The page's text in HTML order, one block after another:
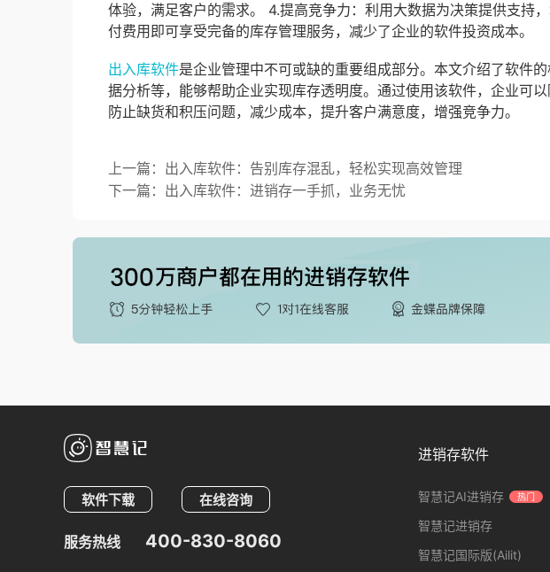
体验，满足客户的需求。 4.提高竞争力：利用大数据为决策提供支持
付费用即可享受完备的库存管理服务，减少了企业的软件投资成本。
出入库软件是企业管理中不可或缺的重要组成部分。本文介绍了软件
据分析等，能够帮助企业实现库存透明度。通过使用该软件，企业可
防止缺货和积压问题，减少成本，提升客户满意度，增强竞争力。
上一篇：出入库软件：告别库存混乱，轻松实现高效管理
下一篇：出入库软件：进销存一手抓，业务无忧
软件下载 在线咨询
服务热线 400-830-8060
进销存软件
智慧记AI进销存 热门
智慧记进销存
智慧记国际版(Ailit)